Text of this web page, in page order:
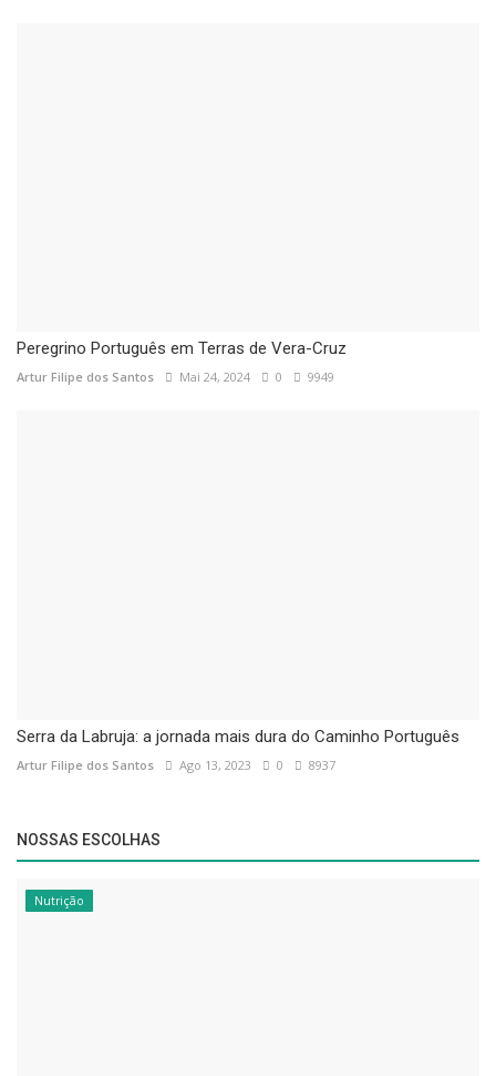
Peregrino Português em Terras de Vera-Cruz
Artur Filipe dos Santos Mai 24, 2024 0 9949
Serra da Labruja: a jornada mais dura do Caminho Português
Artur Filipe dos Santos Ago 13, 2023 0 8937
NOSSAS ESCOLHAS
Nutrição